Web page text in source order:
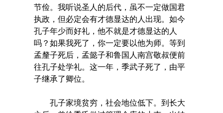
节俭。我听说圣人的后代，虽不一定做国君
执政，但必定会有才德显达的人出现。如今
孔子年少而好礼，他不就是才德显达的人
吗？如果我死了，你一定要以他为师。等到
孟釐子死后，孟懿子和鲁国人南宫敬叔便前
往孔子处学礼。这一年，季武子死了，由平
子继承了卿位。
孔子家境贫穷，社会地位低下。到长大